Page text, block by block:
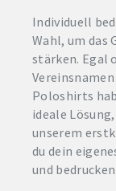
Individuell
Wahl, um das
stärken. Egal
Poloshirts
ideale
unserem
du dein
und